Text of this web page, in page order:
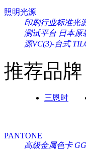
照明光源
印刷行业标准光
测试平台 日本原
源VC(3)-台式
推荐品牌
三恩时
PANTONE
高级金属色卡